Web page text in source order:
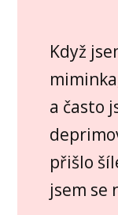
Když
a často
přišlo
jsem se